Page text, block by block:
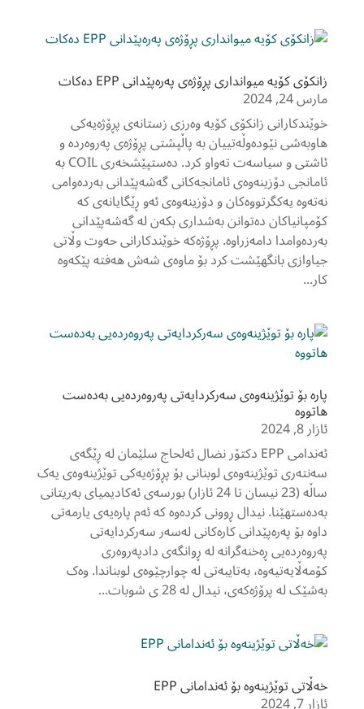
زانکۆی کۆیە میوانداری پڕۆژەی پەرەپێدانی EPP دەکات
مارس 24, 2024
خوێندکارانی زانکۆی کۆیە وەرزی زستانەی پڕۆژەیەکی
هاوبەشی نێودەوڵەتییان بە پاڵپشتی پڕۆژەی پەروەردە و
ئاشتی و سیاسەت تەواو کرد. دەستپێشخەری COIL بە
ئامانجی دۆزینەوەی ئامانجەکانی گەشەپێدانی بەردەوامی
نەتەوە یەکگرتووەکان و دۆزینەوەی ئەو ڕێگایانەی کە
کۆمپانیاکان دەتوانن بەشداری بکەن لە گەشەپێدانی
بەردەوامدا دامەزراوە. پڕۆژەکە خوێندکارانی حەوت وڵاتی
جیاوازی بانگهێشت کرد بۆ ماوەی شەش هەفتە پێکەوە
کار...
پارە بۆ توێژینەوەی سەرکردایەتی پەروەردەیی بەدەست
هاتووە
ئازار 8, 2024
ئەندامی EPP دکتۆر نضال ئەلحاج سلێمان لە ڕێگەی
سەنتەری توێژینەوەی لوبنانی بۆ پڕۆژەیەکی توێژینەوەی یەک
ساڵە (23 نیسان تا 24 ئازار) بورسەی ئەکادیمیای بەریتانی
بەدەستهێنا. نیدال ڕوونی کردەوە کە ئەم پارەیەی یارمەتی
داوە بۆ پەرەپێدانی کارەکانی لەسەر سەرکردایەتی
پەروەردەیی ڕەخنەگرانە لە ڕوانگەی دادپەروەری
کۆمەڵایەتیەوە، بەتایبەتی لە چوارچێوەی لوبناندا. وەک
بەشێک لە پرۆژەکەی، نیدال لە 28 ی شوبات...
خەڵاتی توێژینەوە بۆ ئەندامانی EPP